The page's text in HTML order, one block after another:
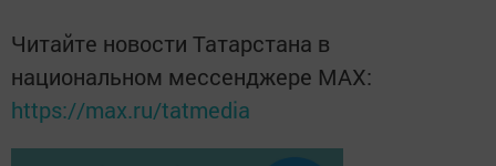
Читайте новости Татарстана в
национальном мессенджере MАХ:
https://max.ru/tatmedia